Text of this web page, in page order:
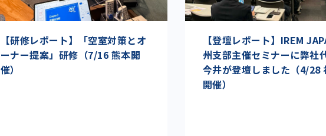
【研修レポート】「空室対策とオ
ーナー提案」研修（7/16 熊本開
催）
【登壇レポート】IREM
州支部主催セミナーに弊社
今井が登壇しました（4/28
開催）